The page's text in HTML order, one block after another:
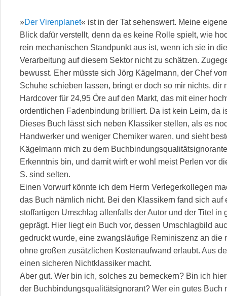
»Der Virenplanet« ist in der Tat sehenswert. Meine
Blick dafür verstellt, denn da es keine Rolle spielt, wie
rein mechanischen Standpunkt aus ist, wenn ich sie in
Verarbeitung auf diesem Sektor nicht zu schätzen.
bewusst. Eher müsste sich Jörg Kägelmann, der Chef
Schuhe schieben lassen, bringt er doch so mir nichts, dir
Hardcover für 24,95 Öre auf den Markt, das mit einer
ordentlichen Fadenbindung brilliert. Da ist kein Leim, da
Dieses Buch lässt sich neben Klassiker stellen, als es
Handwerker und weniger Chemiker waren, und sieht
Kägelmann mich zu dem
Erkenntnis bin, und damit wirft er wohl meist Perlen vor
S. sind selten.
Einen Vorwurf könnte ich dem Herrn Verlegerkollegen
das Buch nämlich nicht. Bei den Klassikern fand sich
stoffartigen Umschlag allenfalls der Autor und der Titel in
geprägt. Hier liegt ein Buch vor, dessen Umschlagbild
gedruckt wurde, eine zwangsläufige Reminiszenz an die
ohne großen zusätzlichen Kostenaufwand erlaubt. Aus
einen sicheren Nichtklassiker macht.
Aber gut. Wer bin ich, solches zu bemeckern? Bin ich
der Buchbindungsqualitätsignorant? Wer ein gutes Buch